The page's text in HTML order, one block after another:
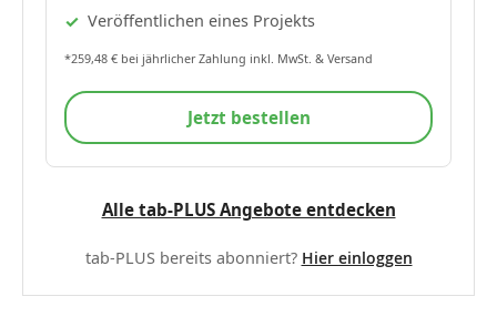
Veröffentlichen eines Projekts
*259,48 € bei jährlicher Zahlung inkl. MwSt. & Versand
Jetzt bestellen
Alle tab-PLUS Angebote entdecken
tab-PLUS bereits abonniert? Hier einloggen